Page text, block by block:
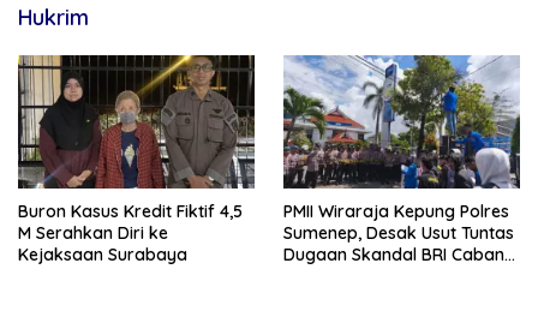
Hukrim
Buron Kasus Kredit Fiktif 4,5
M Serahkan Diri ke
Kejaksaan Surabaya
PMII Wiraraja Kepung Polres
Sumenep, Desak Usut Tuntas
Dugaan Skandal BRI Cabang